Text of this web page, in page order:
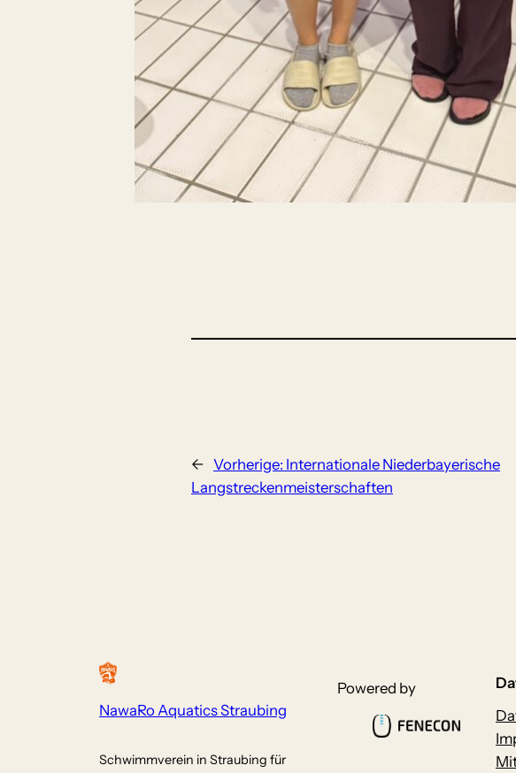
← Vorherige: Internationale Niederbayerische
Langstreckenmeisterschaften
NawaRo Aquatics Straubing
Schwimmverein in Straubing für
Powered by